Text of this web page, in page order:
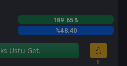
189.65 ₺
%48.40
Üstü Get.
0